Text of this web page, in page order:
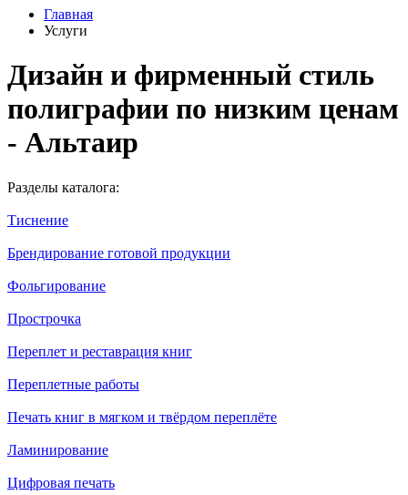
Главная
Услуги
Дизайн и фирменный стиль
полиграфии по низким ценам
- Альтаир
Разделы каталога:
Тиснение
Брендирование готовой продукции
Фольгирование
Прострочка
Переплет и реставрация книг
Переплетные работы
Печать книг в мягком и твёрдом переплёте
Ламинирование
Цифровая печать